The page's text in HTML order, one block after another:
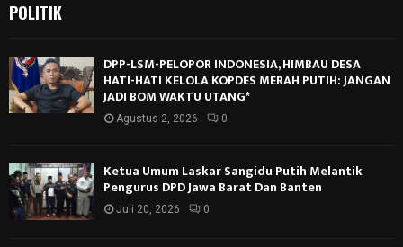
POLITIK
DPP-LSM-PELOPOR INDONESIA, HIMBAU DESA
HATI-HATI KELOLA KOPDES MERAH PUTIH: JANGAN
JADI BOM WAKTU UTANG*
Agustus 2, 2026 0
Ketua Umum Laskar Sangidu Putih Melantik
Pengurus DPD Jawa Barat Dan Banten
Juli 20, 2026 0